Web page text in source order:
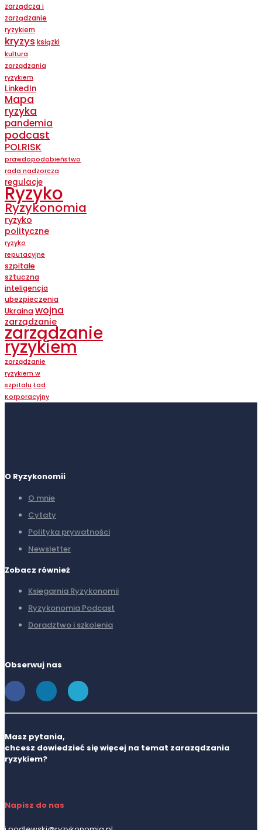
zarządcza i
zarządzanie
ryzykiem
kryzys ksiązki
kultura
zarządzania
ryzykiem
LinkedIn
Mapa
ryzyka
pandemia
podcast
POLRISK
prawdopodobieństwo
rada nadzorcza
regulacje
Ryzyko
Ryzykonomia
ryzyko
polityczne
ryzyko
reputacyjne
szpitale
sztuczna
inteligencja
ubezpieczenia
Ukrainawojna
zarządzanie
zarządzanie
ryzykiem
zarządzanie
ryzykiem w
szpitalu Ład
Korporacyjny
O Ryzykonomii
O mnie
Cytaty
Polityka prywatności
Newsletter
Zobacz również
Ksiegarnia Ryzykonomii
Ryzykonomia Podcast
Doradztwo i szkolenia
Obserwuj nas
Masz pytania,
chcesz dowiedzieć się więcej na temat zaraządzania
ryzykiem?
Napisz do nas